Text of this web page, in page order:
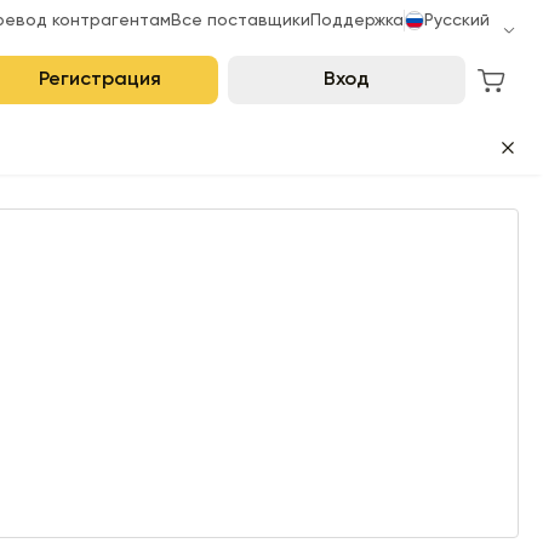
контрагентам Все поставщики Поддержка Русский
Регистрация Вход